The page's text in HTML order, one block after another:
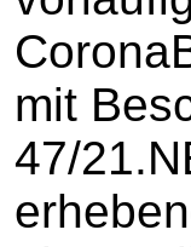
mit
47/